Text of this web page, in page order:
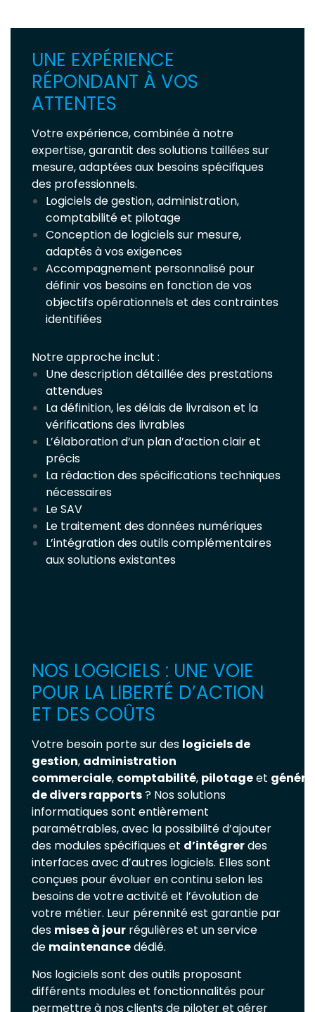
UNE EXPÉRIENCE
RÉPONDANT À VOS
ATTENTES
Votre expérience, combinée à notre
expertise, garantit des solutions taillées sur
mesure, adaptées aux besoins spécifiques
des professionnels.
Logiciels de gestion, administration,
comptabilité et pilotage
Conception de logiciels sur mesure,
adaptés à vos exigences
Accompagnement personnalisé pour
définir vos besoins en fonction de vos
objectifs opérationnels et des contraintes
identifiées
Notre approche inclut :
Une description détaillée des prestations
attendues
La définition, les délais de livraison et la
vérifications des livrables
L’élaboration d’un plan d’action clair et
précis
La rédaction des spécifications techniques
nécessaires
Le SAV
Le traitement des données numériques
L’intégration des outils complémentaires
aux solutions existantes
NOS LOGICIELS : UNE VOIE
POUR LA LIBERTÉ D’ACTION
ET DES COÛTS
Votre besoin porte sur des logiciels de
gestion, administration
commerciale, comptabilité, pilotageet
de divers rapports? Nos solutions
informatiques sont entièrement
paramétrables, avec la possibilité d’ajouter
des modules spécifiques et d’intégrerdes
interfaces avec d’autres logiciels. Elles sont
conçues pour évoluer en continu selon les
besoins de votre activité et l’évolution de
votre métier. Leur pérennité est garantie par
des mises à jour régulières et un service
de maintenancedédié.
Nos logiciels sont des outils proposant
différents modules et fonctionnalités pour
permettre à nos clients de piloter et gérer